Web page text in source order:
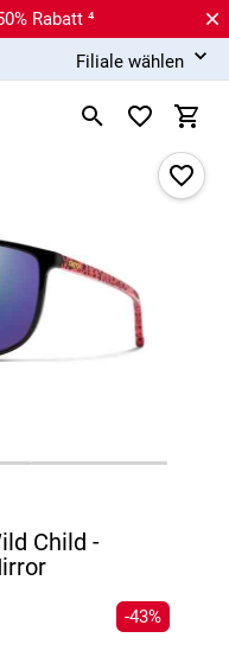
Rabatt ⁴
Filiale wählen
Child -
-43%